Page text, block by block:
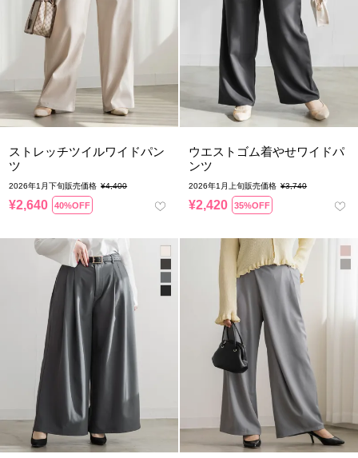
ストレッチツイルワイドパン
ツ
2026年1月下旬販売価格 ¥4,400
¥2,640 40%OFF
ウエストゴム着やせワイドパ
ンツ
2026年1月上旬販売価格 ¥3,740
¥2,420 35%OFF